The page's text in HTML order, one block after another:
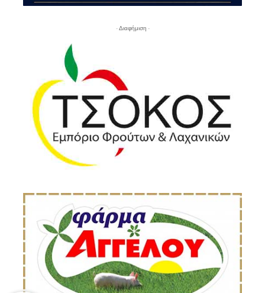
- Διαφήμιση -